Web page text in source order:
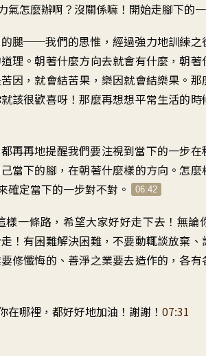
怎麼辦啊？沒關係嘛！開始走腳下的一
腿──我們的思惟，經過強力地訓練之
理。朝著什麼方向去就會有什麼，朝
因，就會結苦果，樂因就會結樂果。
該很歡喜呀！那麼再想想平常生活的時
再再地提醒我們要注視到當下的一步
當下的腳，在朝著什麼樣的方向。怎麼
確定當下的一步對不對。
06:42
一條路，希望大家好好走下去！無論
！有困難解決困難，不要動輒談放棄
修懺悔的、善淨之業要去造作的，各
哪裡，都好好地加油！謝謝！ 07:31